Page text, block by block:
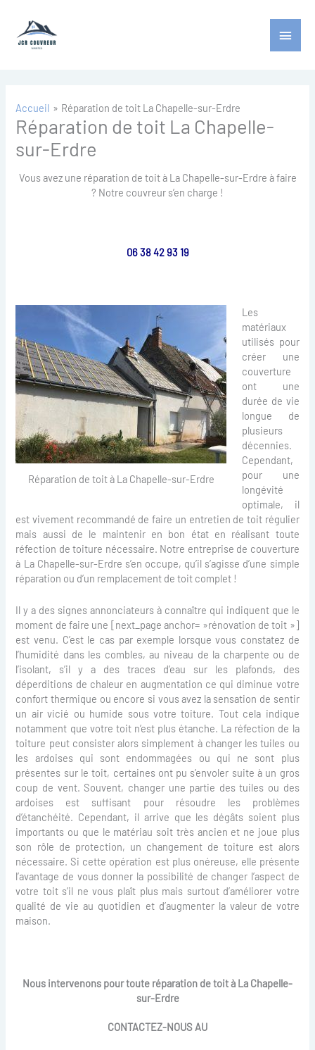
contenu
Menu
Accueil Réparation de toit La Chapelle-sur-Erdre
Réparation de toit La Chapelle-
sur-Erdre
Vous avez une réparation de toit à La Chapelle-sur-Erdre à faire
? Notre couvreur s’en charge !
06 38 42 93 19
Réparation de toit à La Chapelle-sur-Erdre
Les
matériaux
utilisés pour
créer une
couverture
ont une
durée de vie
longue de
plusieurs
décennies.
Cependant,
pour une
longévité
optimale, il
est vivement recommandé de faire un entretien de toit régulier
mais aussi de le maintenir en bon état en réalisant toute
réfection de toiture nécessaire. Notre entreprise de couverture
à La Chapelle-sur-Erdre s’en occupe, qu’il s’agisse d’une simple
réparation ou d’un remplacement de toit complet !
Il y a des signes annonciateurs à connaître qui indiquent que le
moment de faire une [next_page anchor= »rénovation de toit »]
est venu. C’est le cas par exemple lorsque vous constatez de
l’humidité dans les combles, au niveau de la charpente ou de
l’isolant, s’il y a des traces d’eau sur les plafonds, des
déperditions de chaleur en augmentation ce qui diminue votre
confort thermique ou encore si vous avez la sensation de sentir
un air vicié ou humide sous votre toiture. Tout cela indique
notamment que votre toit n’est plus étanche. La réfection de la
toiture peut consister alors simplement à changer les tuiles ou
les ardoises qui sont endommagées ou qui ne sont plus
présentes sur le toit, certaines ont pu s’envoler suite à un gros
coup de vent. Souvent, changer une partie des tuiles ou des
ardoises est suffisant pour résoudre les problèmes
d’étanchéité. Cependant, il arrive que les dégâts soient plus
importants ou que le matériau soit très ancien et ne joue plus
son rôle de protection, un changement de toiture est alors
nécessaire. Si cette opération est plus onéreuse, elle présente
l’avantage de vous donner la possibilité de changer l’aspect de
votre toit s’il ne vous plaît plus mais surtout d’améliorer votre
qualité de vie au quotidien et d’augmenter la valeur de votre
maison.
Nous intervenons pour toute réparation de toit à La Chapelle-
sur-Erdre
CONTACTEZ-NOUS AU